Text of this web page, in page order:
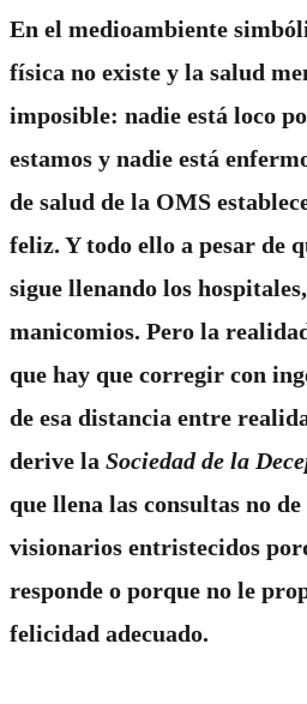
En el medioambiente
física no existe y la salud
imposible: nadie está loco
estamos y nadie está
de salud de la OMS
feliz. Y todo ello a pesar de
sigue llenando los
manicomios. Pero la
que hay que corregir con
de esa distancia entre
derive la Sociedad de la
que llena las consultas no
visionarios entristecidos
responde o porque no le
felicidad adecuado.